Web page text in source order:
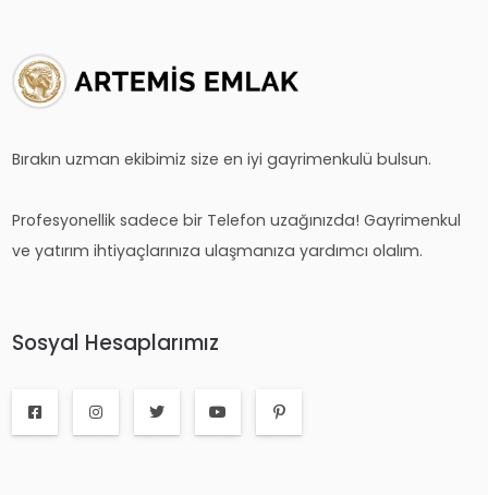
Bırakın uzman ekibimiz size en iyi gayrimenkulü bulsun.
Profesyonellik sadece bir Telefon uzağınızda! Gayrimenkul
ve yatırım ihtiyaçlarınıza ulaşmanıza yardımcı olalım.
Sosyal Hesaplarımız